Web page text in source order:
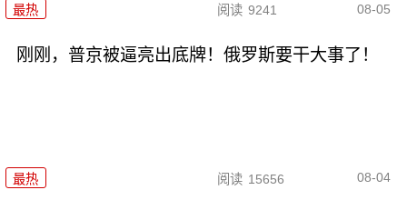
最热 阅读 9241 08-05
刚刚，普京被逼亮出底牌！俄罗斯要干大事了！
最热 阅读 15656 08-04